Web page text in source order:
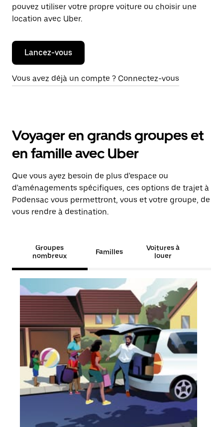
pouvez utiliser votre propre voiture ou choisir une
location avec Uber.
Lancez-vous
Vous avez déjà un compte ? Connectez-vous
Voyager en grands groupes et
en famille avec Uber
Que vous ayez besoin de plus d'espace ou
d'aménagements spécifiques, ces options de trajet à
Podensac vous permettront, vous et votre groupe, de
vous rendre à destination.
Groupes
nombreux
Familles
Voitures à
louer